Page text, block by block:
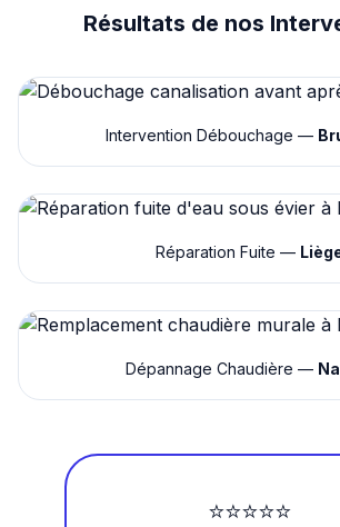
Résultats de nos
Intervention Débouchage —
Réparation Fuite —
Dépannage Chaudière —
⭐⭐⭐⭐⭐